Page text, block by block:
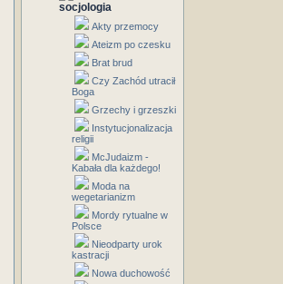
socjologia
Akty przemocy
Ateizm po czesku
Brat brud
Czy Zachód utracił
Boga
Grzechy i grzeszki
Instytucjonalizacja
religii
McJudaizm -
Kabała dla każdego!
Moda na
wegetarianizm
Mordy rytualne w
Polsce
Nieodparty urok
kastracji
Nowa duchowość